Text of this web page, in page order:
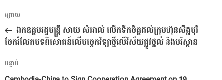
ការ​
នាំទិស​
ប្រកាស
អត្ថបទ
មុន
ក្រោយ
ឯកឧត្តមរដ្ឋមន្រ្តី សាយ សំអាល់ លើកទឹកចិត្តដល់ក្រុមហ៊ុនសឹង្ហបុរី
ចែករំលែកបទពិសោធន៍លើបច្ចេកវិទ្យាថ្មីលើវិស័យផ្លូវថ្នល់ និងបរិស្ថាន
អត្ថបទ
បន្ទាប់
បន្ទាប់